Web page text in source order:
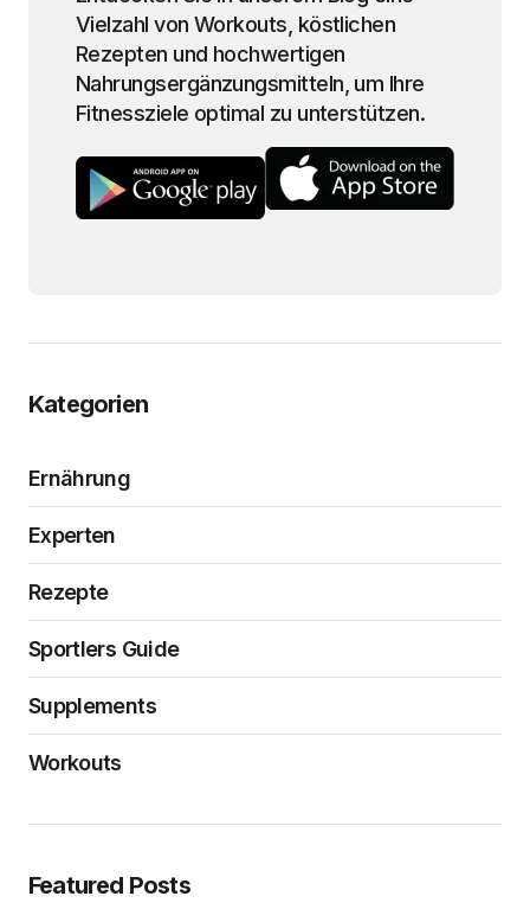
Vielzahl von Workouts, köstlichen
Rezepten und hochwertigen
Nahrungsergänzungsmitteln, um Ihre
Fitnessziele optimal zu unterstützen.
Kategorien
Ernährung
Experten
Rezepte
Sportlers Guide
Supplements
Workouts
Featured Posts